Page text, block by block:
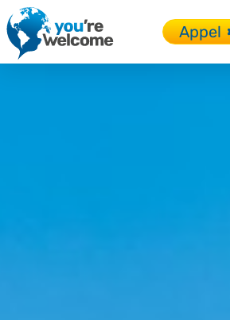
Appel
Espagne